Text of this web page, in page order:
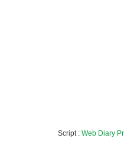
Script : Web Diary